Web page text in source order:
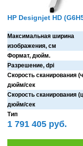
HP Designjet HD
Максимальная ширина
изображения, см
Формат, дюйм.
Разрешение, dpi
Скорость сканирования
дюйм/сек
Скорость сканирования
дюйм/сек
Тип
1 791 405 руб.